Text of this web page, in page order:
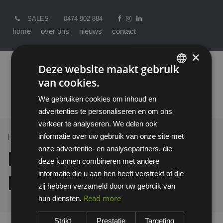
SALES 0474 902 884
home over ons nieuws contact
Home >All Products B&C T-shirt model E190
B&C T-shirt model
E190
×
Deze website maakt gebruik
van cookies.
We gebruiken cookies om inhoud en
advertenties te personaliseren en om ons
verkeer te analyseren. We delen ook
informatie over uw gebruik van onze site met
onze advertentie- en analysepartners, die
deze kunnen combineren met andere
informatie die u aan hen heeft verstrekt of die
zij hebben verzameld door uw gebruik van
hun diensten. Read more
Strikt Prestatie Targeting